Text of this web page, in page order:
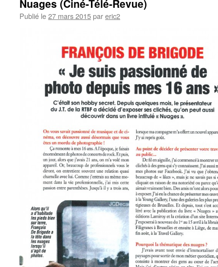
Nuages (Ciné-Télé-Revue)
Publié le27 mars 2015pareric2